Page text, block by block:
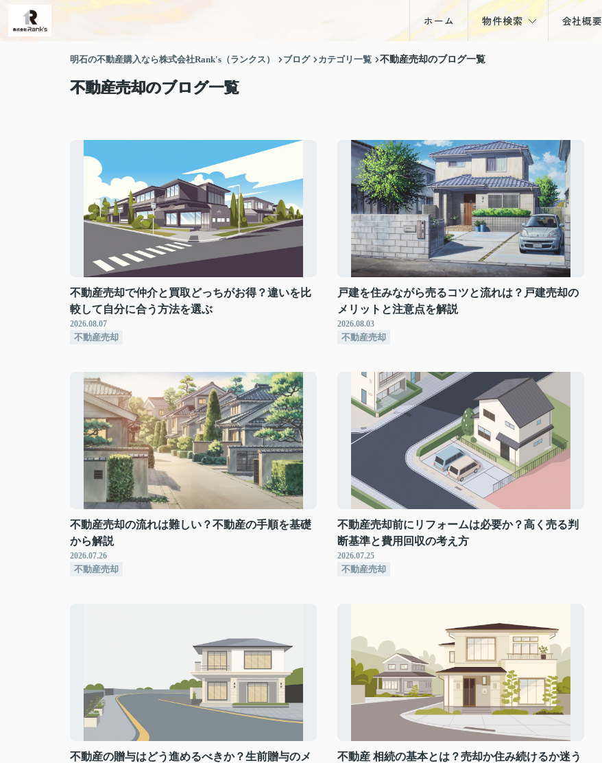
ホーム 物件検索 会社概要
明石の不動産購入なら株式会社Rank's（ランクス） ブログ カテゴリ一覧 不動産売却のブログ一覧
不動産売却のブログ一覧
不動産売却で仲介と買取どっちがお得？違いを比
較して自分に合う方法を選ぶ
2026.08.07
不動産売却
戸建を住みながら売るコツと流れは？戸建売却の
メリットと注意点を解説
2026.08.03
不動産売却
不動産売却の流れは難しい？不動産の手順を基礎
から解説
2026.07.26
不動産売却
不動産売却前にリフォームは必要か？高く売る判
断基準と費用回収の考え方
2026.07.25
不動産売却
不動産の贈与はどう進めるべきか？生前贈与のメ
不動産 相続の基本とは？売却か住み続けるか迷う